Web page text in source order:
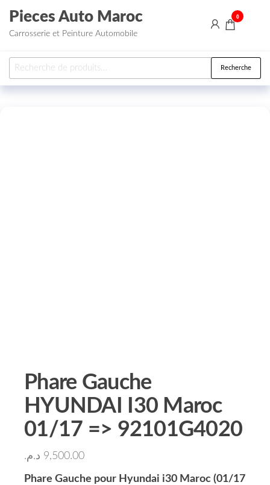
Aller au contenu
Pieces Auto Maroc
Carrosserie et Peinture Automobile
0
Recherche pour : Recherche
Phare Gauche
HYUNDAI I30 Maroc
01/17 => 92101G4020
9,500.00 د.م.
Phare Gauche pour Hyundai i30 Maroc (01/17